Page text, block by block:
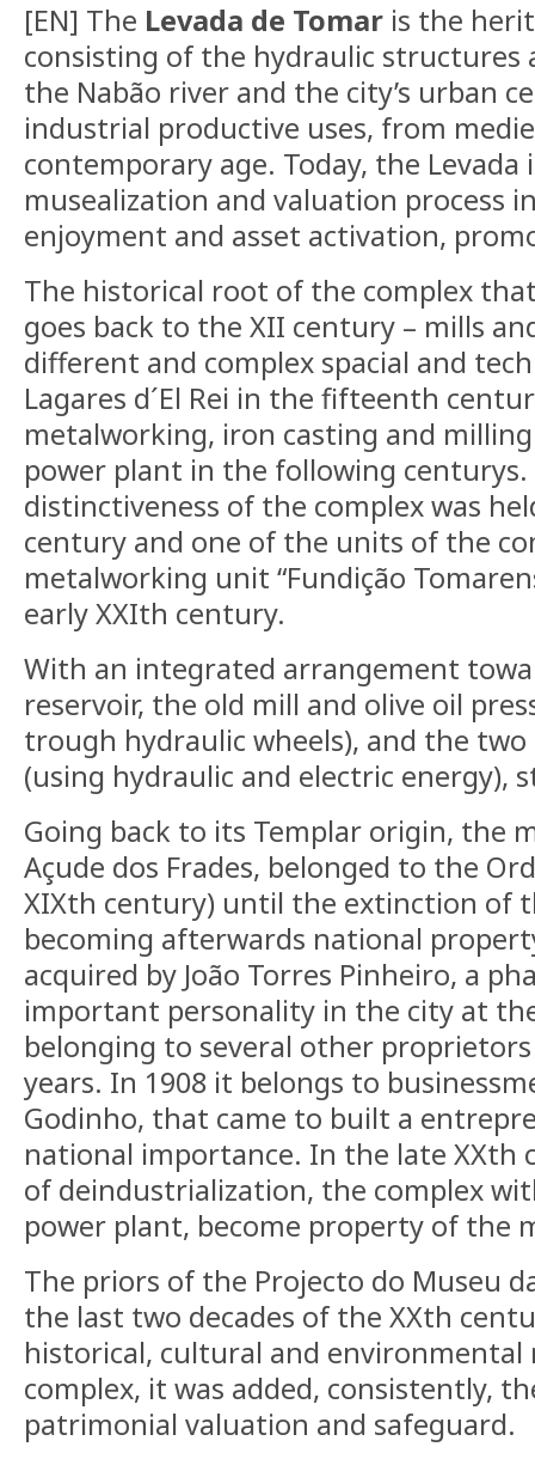
[EN] The Levada de Tomar is the
consisting of the hydraulic structures
the Nabão river and the city’s urban
industrial productive uses, from
contemporary age. Today, the Levada
musealization and valuation process
enjoyment and asset activation,
The historical root of the complex
goes back to the XII century – mills
different and complex spacial and
Lagares d´El Rei in the fifteenth
metalworking, iron casting and
power plant in the following
distinctiveness of the complex was
century and one of the units of the
metalworking unit “Fundição
early XXIth century.
With an integrated arrangement
reservoir, the old mill and olive oil
trough hydraulic wheels), and the
(using hydraulic and electric energy),
Going back to its Templar origin, the
Açude dos Frades, belonged to the
XIXth century) until the extinction of
becoming afterwards national
acquired by João Torres Pinheiro, a
important personality in the city at
belonging to several other
years. In 1908 it belongs to
Godinho, that came to built a
national importance. In the late XXth
of deindustrialization, the complex
power plant, become property of the
The priors of the Projecto do Museu
the last two decades of the XXth
historical, cultural and
complex, it was added, consistently,
patrimonial valuation and safeguard.